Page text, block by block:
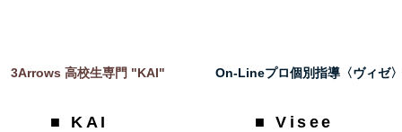
3Arrows 高校生専門 "KAI"
■ KAI
On-Lineプロ個別指導〈ヴィゼ〉
■ Visee